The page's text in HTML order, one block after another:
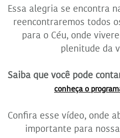
Essa alegria se encontra
reencontraremos todos
para o Céu, onde
plenitude da
Saiba que você pode
conheça o
Confira esse vídeo, onde
importante para